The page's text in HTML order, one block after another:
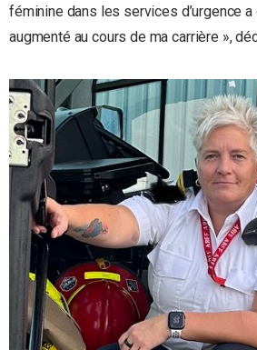
féminine dans les services d’urgence
augmenté au cours de ma carrière »,